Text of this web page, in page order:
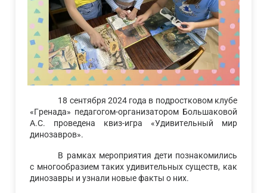
18 сентября 2024 года в подростковом клубе
«Гренада» педагогом-организатором Большаковой
А.С. проведена квиз-игра «Удивительный мир
динозавров».
В рамках мероприятия дети познакомились
с многообразием таких удивительных существ, как
динозавры и узнали новые факты о них.